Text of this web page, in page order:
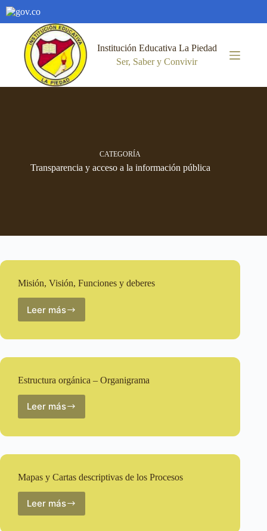
contenido
Institución Educativa La Piedad
Ser, Saber y Convivir
CATEGORÍA
Transparencia y acceso a la información pública
Misión, Visión, Funciones y deberes
Leer más
Misión,
Funciones
deberes
Estructura orgánica – Organigrama
Leer másEstructura
–
Mapas y Cartas descriptivas de los Procesos
Leer más
Mapas